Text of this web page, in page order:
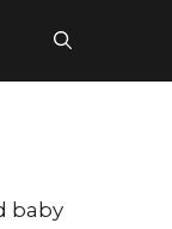
baby